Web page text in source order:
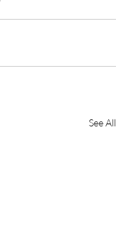
See All